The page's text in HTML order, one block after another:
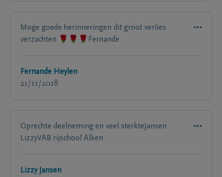
Moge goede herinneringen dit groot verlies
verzachten 🌹🌹🌹Fernande
Fernande Heylen
21/11/2018
Oprechte deelneming en veel sterkteJansen
LizzyVAB rijschool Alken
Lizzy Jansen